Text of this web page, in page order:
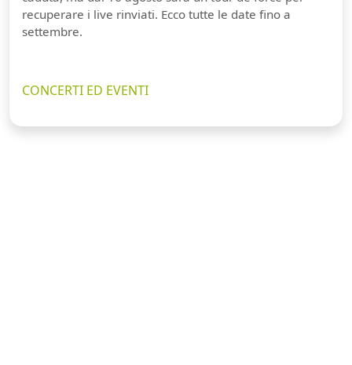
recuperare i live rinviati. Ecco tutte le date fino a
settembre.
CONCERTI ED EVENTI